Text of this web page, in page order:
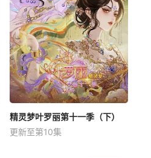
精灵梦叶罗丽第十一季（下）
更新至第10集